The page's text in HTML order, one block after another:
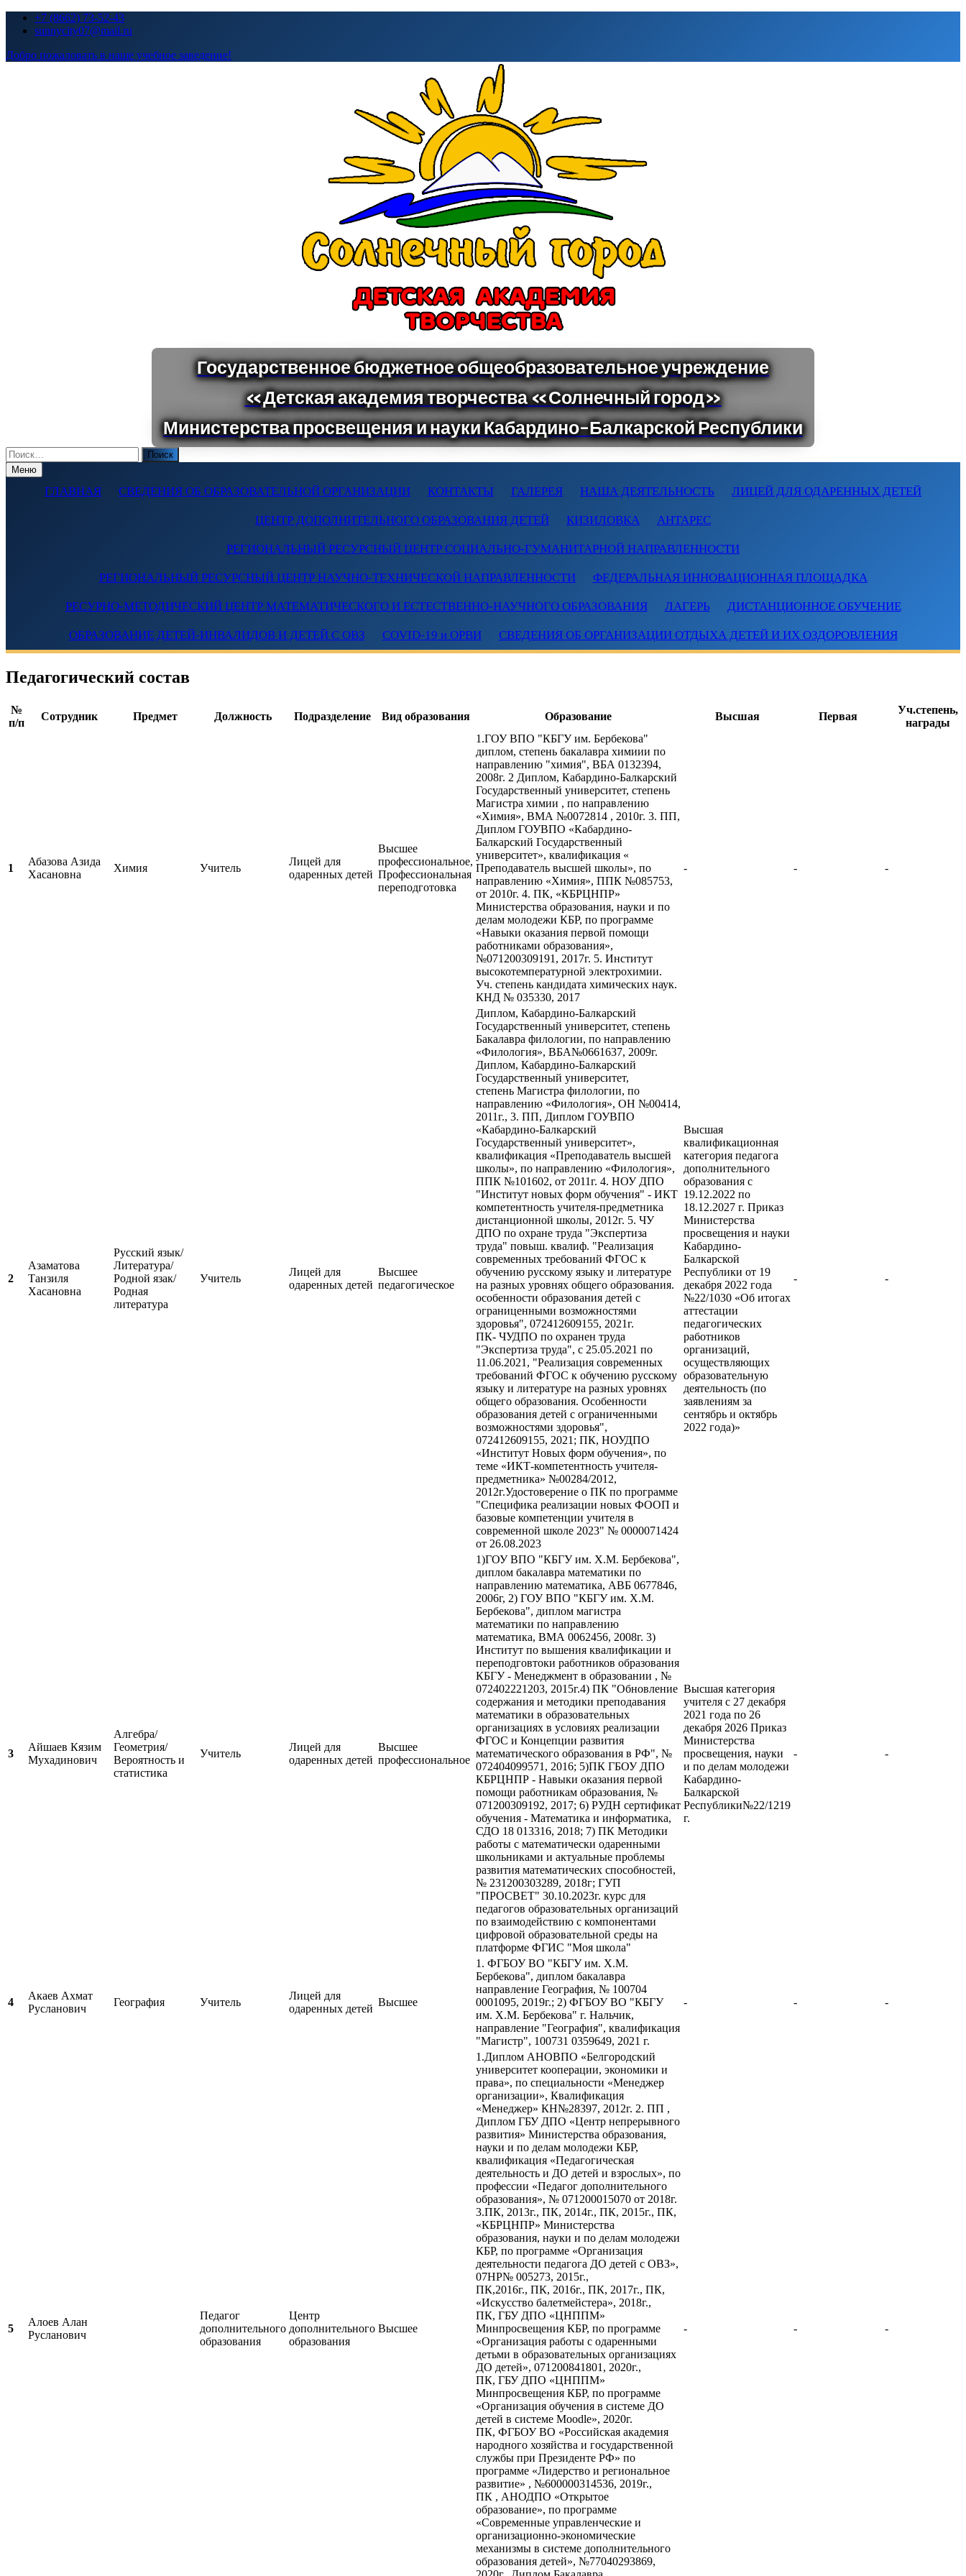
Перейти+7 (8662) 73-52-43
sunnycity07@mail.ru
Добро пожаловать в наше учебное заведение!
Поиск
по:Меню
ГЛАВНАЯ СВЕДЕНИЯ ОБ ОБРАЗОВАТЕЛЬНОЙ ОРГАНИЗАЦИИ КОНТАКТЫ ГАЛЕРЕЯ НАША ДЕЯТЕЛЬНОСТЬ ЛИЦЕЙ ДЛЯ ОДАРЕННЫХ ДЕТЕЙ
ЦЕНТР ДОПОЛНИТЕЛЬНОГО ОБРАЗОВАНИЯ ДЕТЕЙ КИЗИЛОВКА АНТАРЕС
РЕГИОНАЛЬНЫЙ РЕСУРСНЫЙ ЦЕНТР СОЦИАЛЬНО-ГУМАНИТАРНОЙ НАПРАВЛЕННОСТИ
РЕГИОНАЛЬНЫЙ РЕСУРСНЫЙ ЦЕНТР НАУЧНО-ТЕХНИЧЕСКОЙ НАПРАВЛЕННОСТИ ФЕДЕРАЛЬНАЯ ИННОВАЦИОННАЯ ПЛОЩАДКА
РЕСУРНО-МЕТОДИЧЕСКИЙ ЦЕНТР МАТЕМАТИЧЕСКОГО И ЕСТЕСТВЕННО-НАУЧНОГО ОБРАЗОВАНИЯ ЛАГЕРЬ ДИСТАНЦИОННОЕ ОБУЧЕНИЕ
ОБРАЗОВАНИЕ ДЕТЕЙ-ИНВАЛИДОВ И ДЕТЕЙ С ОВЗ COVID-19 и ОРВИ СВЕДЕНИЯ ОБ ОРГАНИЗАЦИИ ОТДЫХА ДЕТЕЙ И ИХ ОЗДОРОВЛЕНИЯ
Педагогический состав
№
п/п
Сотрудник Предмет Должность Подразделение Вид образования Образование Высшая Первая
Уч.степень,
награды
1
Абазова Азида
Хасановна
Химия Учитель
Лицей для
одаренных детей
Высшее
профессиональное,
Профессиональная
переподготовка
1.ГОУ ВПО "КБГУ им. Бербекова"
диплом, степень бакалавра химиии по
направлению "химия", ВБА 0132394,
2008г. 2 Диплом, Кабардино-Балкарский
Государственный университет, степень
Магистра химии , по направлению
«Химия», ВМА №0072814 , 2010г. 3. ПП,
Диплом ГОУВПО «Кабардино-
Балкарский Государственный
университет», квалификация «
Преподаватель высшей школы», по
направлению «Химия», ППК №085753,
от 2010г. 4. ПК, «КБРЦНПР»
Министерства образования, науки и по
делам молодежи КБР, по программе
«Навыки оказания первой помощи
работниками образования»,
№071200309191, 2017г. 5. Институт
высокотемпературной электрохимии.
Уч. степень кандидата химических наук.
КНД № 035330, 2017
- - -
2
Азаматова
Танзиля
Хасановна
Русский язык/
Литература/
Родной язак/
Родная
литература
Учитель
Лицей для
одаренных детей
Высшее
педагогическое
Диплом, Кабардино-Балкарский
Государственный университет, степень
Бакалавра филологии, по направлению
«Филология», ВБА№0661637, 2009г.
Диплом, Кабардино-Балкарский
Государственный университет,
степень Магистра филологии, по
направлению «Филология», ОН №00414,
2011г., 3. ПП, Диплом ГОУВПО
«Кабардино-Балкарский
Государственный университет»,
квалификация «Преподаватель высшей
школы», по направлению «Филология»,
ППК №101602, от 2011г. 4. НОУ ДПО
"Институт новых форм обучения" - ИКТ
компетентность учителя-предметника
дистанционной школы, 2012г. 5. ЧУ
ДПО по охране труда "Экспертиза
труда" повыш. квалиф. "Реализация
современных требований ФГОС к
обучению русскому языку и литературе
на разных уровнях общего образования.
особенности образования детей с
ограниценными возможностями
здоровья", 072412609155, 2021г.
ПК- ЧУДПО по охранен труда
"Экспертиза труда", с 25.05.2021 по
11.06.2021, "Реализация современных
требований ФГОС к обучению русскому
языку и литературе на разных уровнях
общего образования. Особенности
образования детей с ограниченными
возможностями здоровья",
072412609155, 2021; ПК, НОУДПО
«Институт Новых форм обучения», по
теме «ИКТ-компетентность учителя-
предметника» №00284/2012,
2012г.Удостоверение о ПК по программе
"Специфика реализации новых ФООП и
базовые компетенции учителя в
современной школе 2023" № 0000071424
от 26.08.2023
Высшая
квалификационная
категория педагога
дополнительного
образования с
19.12.2022 по
18.12.2027 г. Приказ
Министерства
просвещения и науки
Кабардино-
Балкарской
Республики от 19
декабря 2022 года
№22/1030 «Об итогах
аттестации
педагогических
работников
организаций,
осуществляющих
образовательную
деятельность (по
заявлениям за
сентябрь и октябрь
2022 года)»
- -
3
Айшаев Кязим
Мухадинович
Алгебра/
Геометрия/
Вероятность и
статистика
Учитель
Лицей для
одаренных детей
Высшее
профессиональное
1)ГОУ ВПО "КБГУ им. Х.М. Бербекова",
диплом бакалавра математики по
направлению математика, АВБ 0677846,
2006г, 2) ГОУ ВПО "КБГУ им. Х.М.
Бербекова", диплом магистра
математики по направлению
математика, ВМА 0062456, 2008г. 3)
Институт по вышения квалификации и
переподговтоки работников образования
КБГУ - Менеджмент в образовании , №
072402221203, 2015г.4) ПК "Обновление
содержания и методики преподавания
математики в образовательных
организациях в условиях реализации
ФГОС и Концепции развития
математического образования в РФ", №
072404099571, 2016; 5)ПК ГБОУ ДПО
КБРЦНПР - Навыки оказания первой
помощи работникам образования, №
071200309192, 2017; 6) РУДН сертификат
обучения - Математика и информатика,
СДО 18 013316, 2018; 7) ПК Методики
работы с математически одаренными
школьниками и актуальные проблемы
развития математических способностей,
№ 231200303289, 2018г; ГУП
"ПРОСВЕТ" 30.10.2023г. курс для
педагогов образовательных организаций
по взаимодействию с компонентами
цифровой образовательной среды на
платформе ФГИС "Моя школа"
Высшая категория
учителя с 27 декабря
2021 года по 26
декабря 2026 Приказ
Министерства
просвещения, науки
и по делам молодежи
Кабардино-
Балкарской
Республики№22/1219
г.
- -
4
Акаев Ахмат
Русланович
География Учитель
Лицей для
одаренных детей
Высшее
1. ФГБОУ ВО "КБГУ им. Х.М.
Бербекова", диплом бакалавра
направление География, № 100704
0001095, 2019г.; 2) ФГБОУ ВО "КБГУ
им. Х.М. Бербекова" г. Нальчик,
направление "География", квалификация
"Магистр", 100731 0359649, 2021 г.
- - -
5
Алоев Алан
Русланович
Педагог
дополнительного
образования
Центр
дополнительного
образования
Высшее
1.Диплом АНОВПО «Белгородский
университет кооперации, экономики и
права», по специальности «Менеджер
организации», Квалификация
«Менеджер» КН№28397, 2012г. 2. ПП ,
Диплом ГБУ ДПО «Центр непрерывного
развития» Министерства образования,
науки и по делам молодежи КБР,
квалификация «Педагогическая
деятельность и ДО детей и взрослых», по
профессии «Педагог дополнительного
образования», № 071200015070 от 2018г.
3.ПК, 2013г., ПК, 2014г., ПК, 2015г., ПК,
«КБРЦНПР» Министерства
образования, науки и по делам молодежи
КБР, по программе «Организация
деятельности педагога ДО детей с ОВЗ»,
07НР№ 005273, 2015г.,
ПК,2016г., ПК, 2016г., ПК, 2017г., ПК,
«Искусство балетмейстера», 2018г.,
ПК, ГБУ ДПО «ЦНППМ»
Минпросвещения КБР, по программе
«Организация работы с одаренными
детьми в образовательных организациях
ДО детей», 071200841801, 2020г.,
ПК, ГБУ ДПО «ЦНППМ»
Минпросвещения КБР, по программе
«Организация обучения в системе ДО
детей в системе Moodle», 2020г.
ПК, ФГБОУ ВО «Российская академия
народного хозяйства и государственной
службы при Президенте РФ» по
программе «Лидерство и региональное
развитие» , №600000314536, 2019г.,
ПК , АНОДПО «Открытое
образование», по программе
«Современные управленческие и
организационно-экономические
механизмы в системе дополнительного
образования детей», №77040293869,
- - -